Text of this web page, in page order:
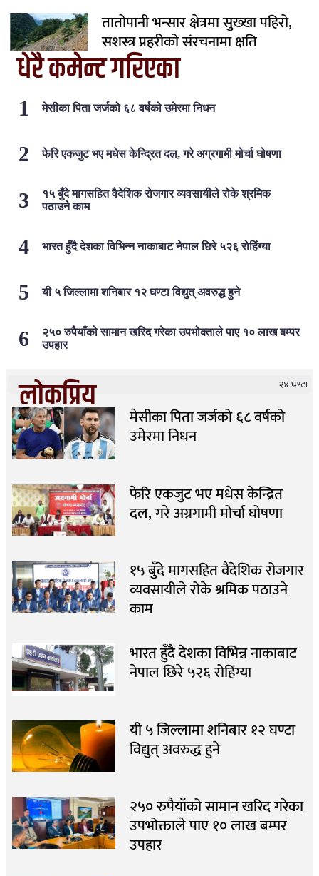
तातोपानी भन्सार क्षेत्रमा सुख्खा पहिरो,
सशस्त्र प्रहरीको संरचनामा क्षति
धेरै कमेन्ट गरिएका
मेसीका पिता जर्जको ६८ वर्षको उमेरमा निधन
फेरि एकजुट भए मधेस केन्द्रित दल, गरे अग्रगामी मोर्चा घोषणा
१५ बुँदे मागसहित वैदेशिक रोजगार व्यवसायीले रोके श्रमिक
पठाउने काम
भारत हुँदै देशका विभिन्न नाकाबाट नेपाल छिरे ५२६ रोहिंग्या
यी ५ जिल्लामा शनिबार १२ घण्टा विद्युत् अवरुद्ध हुने
२५० रुपैयाँको सामान खरिद गरेका उपभोक्ताले पाए १० लाख बम्पर
उपहार
लोकप्रिय २४ घण्टा
मेसीका पिता जर्जको ६८ वर्षको
उमेरमा निधन
फेरि एकजुट भए मधेस केन्द्रित
दल, गरे अग्रगामी मोर्चा घोषणा
१५ बुँदे मागसहित वैदेशिक रोजगार
व्यवसायीले रोके श्रमिक पठाउने
काम
भारत हुँदै देशका विभिन्न नाकाबाट
नेपाल छिरे ५२६ रोहिंग्या
यी ५ जिल्लामा शनिबार १२ घण्टा
विद्युत् अवरुद्ध हुने
२५० रुपैयाँको सामान खरिद गरेका
उपभोक्ताले पाए १० लाख बम्पर
उपहार